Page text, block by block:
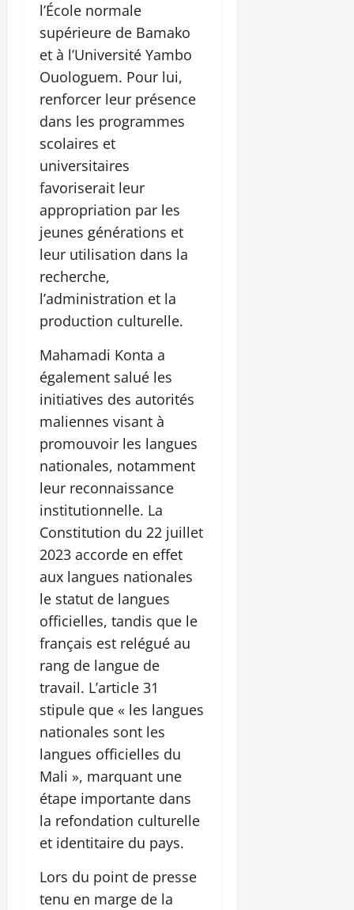
l’École normale
supérieure de Bamako
et à l’Université Yambo
Ouologuem. Pour lui,
renforcer leur présence
dans les programmes
scolaires et
universitaires
favoriserait leur
appropriation par les
jeunes générations et
leur utilisation dans la
recherche,
l’administration et la
production culturelle.
Mahamadi Konta a
également salué les
initiatives des autorités
maliennes visant à
promouvoir les langues
nationales, notamment
leur reconnaissance
institutionnelle. La
Constitution du 22 juillet
2023 accorde en effet
aux langues nationales
le statut de langues
officielles, tandis que le
français est relégué au
rang de langue de
travail. L’article 31
stipule que « les langues
nationales sont les
langues officielles du
Mali », marquant une
étape importante dans
la refondation culturelle
et identitaire du pays.
Lors du point de presse
tenu en marge de la